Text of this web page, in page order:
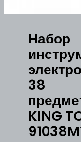
Набор
38
KING